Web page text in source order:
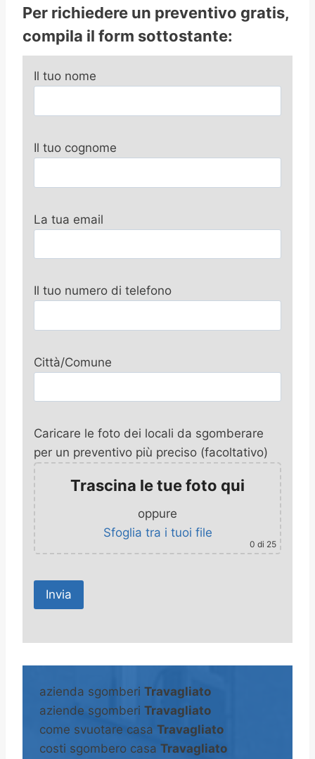
Per richiedere un preventivo gratis,
compila il form sottostante:
Il tuo nome
Il tuo cognome
La tua email
Il tuo numero di telefono
Città/Comune
Caricare le foto dei locali da sgomberare
per un preventivo più preciso (facoltativo)
Trascina le tue foto qui
oppure
Sfoglia tra i tuoi file
0 di 25
A
e
n
a
azienda sgomberi Travagliato
aziende sgomberi Travagliato
come svuotare casa Travagliato
costi sgombero casa Travagliato